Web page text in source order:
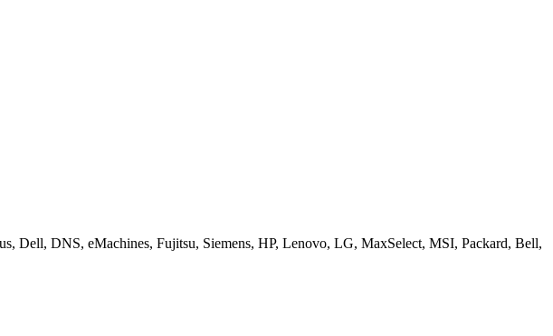
Dell, DNS, eMachines, Fujitsu, Siemens, HP, Lenovo, LG, MaxSelect, MSI, Packard, Bell,